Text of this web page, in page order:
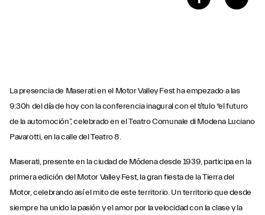
La presencia de Maserati en el Motor Valley Fest ha empezado a las
9:30h del día de hoy con la conferencia inagural con el título “el futuro
de la automoción”, celebrado en el Teatro Comunale di Modena Luciano
Pavarotti, en la calle del Teatro 8.
Maserati, presente en la ciudad de Módena desde 1939, participa en la
primera edición del Motor Valley Fest, la gran fiesta de la Tierra del
Motor, celebrando así el mito de este territorio. Un territorio que desde
siempre ha unido la pasión y el amor por la velocidad con la clase y la